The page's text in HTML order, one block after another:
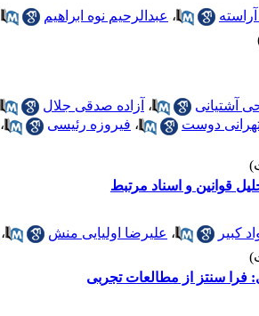
، عبدالرحیم نوه ابراهیم
آشتیانی ، آزاده صدقی جلال
دوست ، فیروزه رئیسی ،
قوانین و اسناد مرتبط
کبیر ، علیرضا اولیایی منش ،
سنتز از مطالعات تجربی